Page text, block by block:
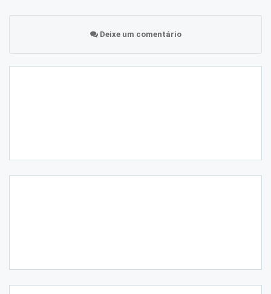
Deixe um comentário